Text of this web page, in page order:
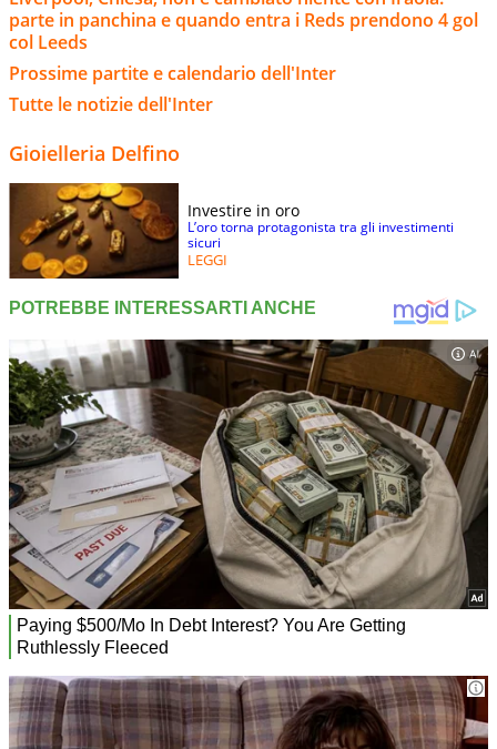
parte in panchina e quando entra i Reds prendono 4 gol
col Leeds
Prossime partite e calendario dell'Inter
Tutte le notizie dell'Inter
Gioielleria Delfino
Investire in oro
L’oro torna protagonista tra gli investimenti
sicuri
LEGGI